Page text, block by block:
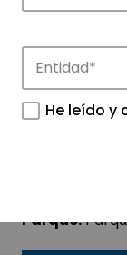
S. A.
Parque:
He leído y